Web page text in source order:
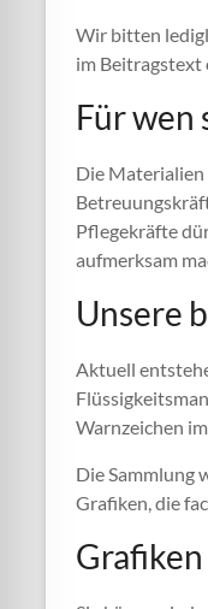
Wir bitten
im Beitragstext
Für wen
Die Materialien
Pflegekräfte
aufmerksam
Unsere
Aktuell
Warnzeichen
Die Sammlung
Grafiken, die